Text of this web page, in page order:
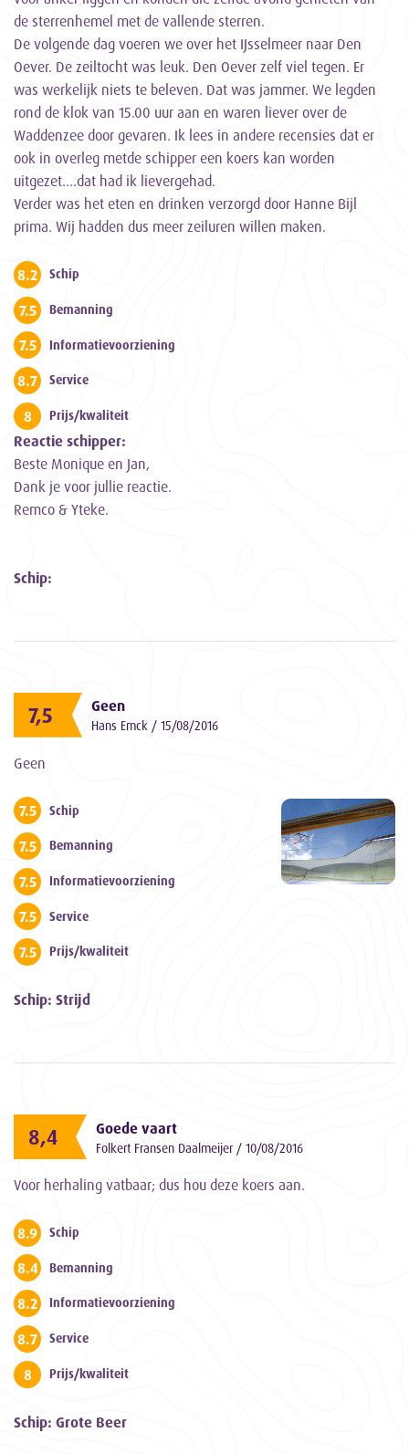
de sterrenhemel met de vallende sterren.
De volgende dag voeren we over het IJsselmeer naar Den
Oever. De zeiltocht was leuk. Den Oever zelf viel tegen. Er
was werkelijk niets te beleven. Dat was jammer. We legden
rond de klok van 15.00 uur aan en waren liever over de
Waddenzee door gevaren. Ik lees in andere recensies dat er
ook in overleg metde schipper een koers kan worden
uitgezet....dat had ik lievergehad.
Verder was het eten en drinken verzorgd door Hanne Bijl
prima. Wij hadden dus meer zeiluren willen maken.
8.2 Schip
7.5 Bemanning
7.5 Informatievoorziening
8.7 Service
8 Prijs/kwaliteit
Reactie schipper:
Beste Monique en Jan,
Dank je voor jullie reactie.
Remco & Yteke.
Schip:
7,5 Geen
Hans Emck / 15/08/2016
Geen
7.5 Schip
7.5 Bemanning
7.5 Informatievoorziening
7.5 Service
7.5 Prijs/kwaliteit
Schip: Strijd
8,4 Goede vaart
Folkert Fransen Daalmeijer / 10/08/2016
Voor herhaling vatbaar; dus hou deze koers aan.
8.9 Schip
8.4 Bemanning
8.2 Informatievoorziening
8.7 Service
8 Prijs/kwaliteit
Schip: Grote Beer